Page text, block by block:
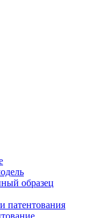
образец
патентования